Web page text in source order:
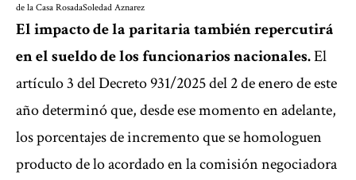
de la Casa RosadaSoledad Aznarez
El impacto de la paritaria también repercutirá
en el sueldo de los funcionarios nacionales.El
artículo 3 del Decreto 931/2025 del 2 de enero de este
año determinó que, desde ese momento en adelante,
los porcentajes de incremento que se homologuen
producto de lo acordado en la comisión negociadora